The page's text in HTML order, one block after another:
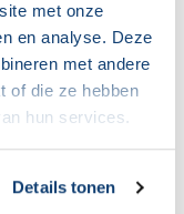
met onze
en analyse. Deze
met andere
of die ze hebben
hun services.
Details tonen
ondermijn je
overleg
OR-
van deze
processen. Dit